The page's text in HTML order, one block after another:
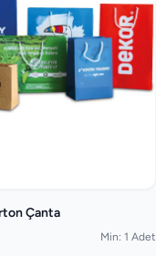
Çanta
Min: 1 Adet